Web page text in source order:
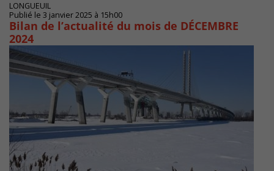
LONGUEUIL
Publié le 3 janvier 2025 à 15h00
Bilan de l’actualité du mois de DÉCEMBRE
2024